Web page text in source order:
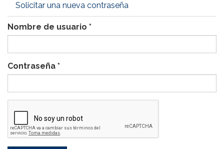
Solicitar una nueva contraseña
Nombre de usuario *
Contraseña *